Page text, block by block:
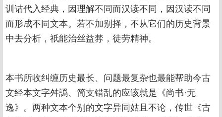
训诂代入经典，因理解不同而汉读不同，因汉读不同
而形成不同文本。若不加别择，不从它们的历史背景
中去分析，祇能治丝益棼，徒劳精神。
本书所收纠缠历史最长、问题最复杂也最能帮助今古
文经本文字舛譌、简支错乱的应该就是《尚书·无
逸》。两种文本个别的文字异同姑且不论，传世《古